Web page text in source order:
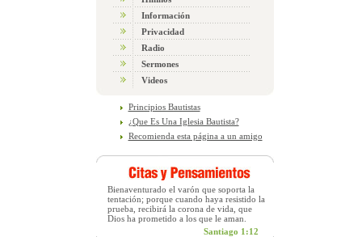
Información
Privacidad
Radio
Sermones
Videos
Principios Bautistas
¿Que Es Una Iglesia Bautista?
Recomienda esta página a un amigo
Bienaventurado el varón que soporta la
tentación; porque cuando haya resistido la
prueba, recibirá la corona de vida, que
Dios ha prometido a los que le aman.
Santiago 1:12